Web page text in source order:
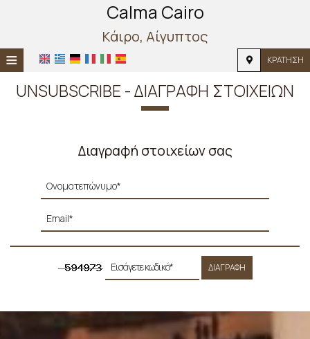
Calma Cairo
Κάιρο, Αίγυπτος
≡ ΚΡΆΤΗΣΗ
ΑΡΧΙΚΉ
ΤΟΠΟΘΕΣΊΑ
ΔΙΑΜΟΝΉ
ΦΩΤΟΓΡΑΦΊΕΣ
UNSUBSCRIBE - ΔΙΑΓΡΑΦΉ ΣΤΟΙΧΕΊΩΝ
Διαγραφή στοιχείων σας
ΔΙΑΓΡΑΦΉ